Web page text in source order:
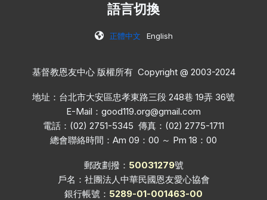
語言切換
正體中文 English
基督教恩友中心 版權所有 Copyright @ 2003-2024
地址：台北市大安區忠孝東路三段 248巷 19弄 36號
E-Mail： good119.org@gmail.com
電話：(02) 2751-5345 傳真：(02) 2775-1711
總會聯絡時間：Am 09：00 ～ Pm 18：00
郵政劃撥： 50031279號
戶名：社團法人中華民國恩友愛心協會
銀行帳號： 5289-01-001463-00